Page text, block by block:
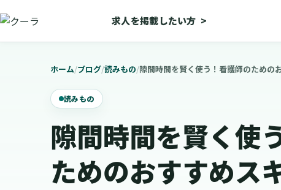
求人を掲載したい方 >
ホーム/ブログ/読みもの/隙間時間を賢く使う！看護師のための
読みもの
隙間時間を賢く使
ためのおすすめス